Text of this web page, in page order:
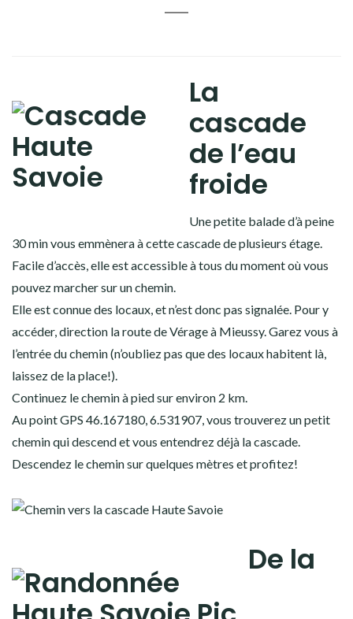
La
cascade
de l’eau
froide
Une petite balade d’à peine
30 min vous emmènera à cette cascade de plusieurs étage.
Facile d’accès, elle est accessible à tous du moment où vous
pouvez marcher sur un chemin.
Elle est connue des locaux, et n’est donc pas signalée. Pour y
accéder, direction la route de Vérage à Mieussy. Garez vous à
l’entrée du chemin (n’oubliez pas que des locaux habitent là,
laissez de la place!).
Continuez le chemin à pied sur environ 2 km.
Au point GPS 46.167180, 6.531907, vous trouverez un petit
chemin qui descend et vous entendrez déjà la cascade.
Descendez le chemin sur quelques mètres et profitez!
De la